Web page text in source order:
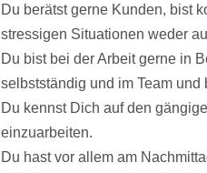
Du berätst gerne Kunden, bist
stressigen Situationen weder
Du bist bei der Arbeit gerne in
selbstständig und im Team und
Du kennst Dich auf den
einzuarbeiten.
Du hast vor allem am